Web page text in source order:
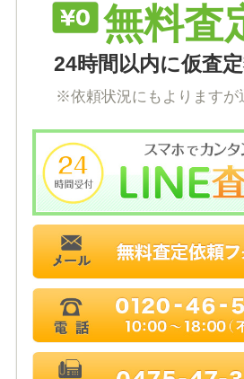
無料査
24時間以内に仮査
※依頼状況にもよりますが